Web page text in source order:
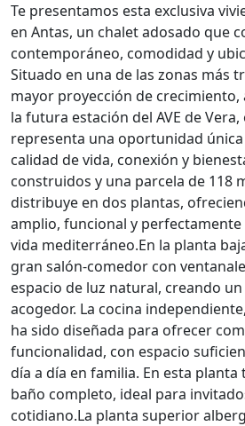
Te presentamos esta exclusiva
en Antas, un chalet adosado que
contemporáneo, comodidad y
Situado en una de las zonas más
mayor proyección de
la futura estación del AVE de
representa una oportunidad
calidad de vida, conexión y
construidos y una parcela de 118
distribuye en dos plantas,
amplio, funcional y
vida mediterráneo.En la planta
gran salón-comedor con
espacio de luz natural, creando
acogedor. La cocina
ha sido diseñada para ofrecer
funcionalidad, con espacio
día a día en familia. En esta
baño completo, ideal para
cotidiano.La planta superior